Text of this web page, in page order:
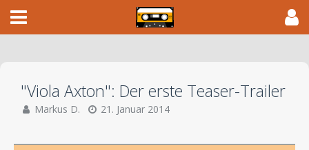
"Viola Axton": Der erste Teaser-Trailer
Markus D. 21. Januar 2014